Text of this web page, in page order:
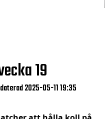
19
2025-05-11 19:35